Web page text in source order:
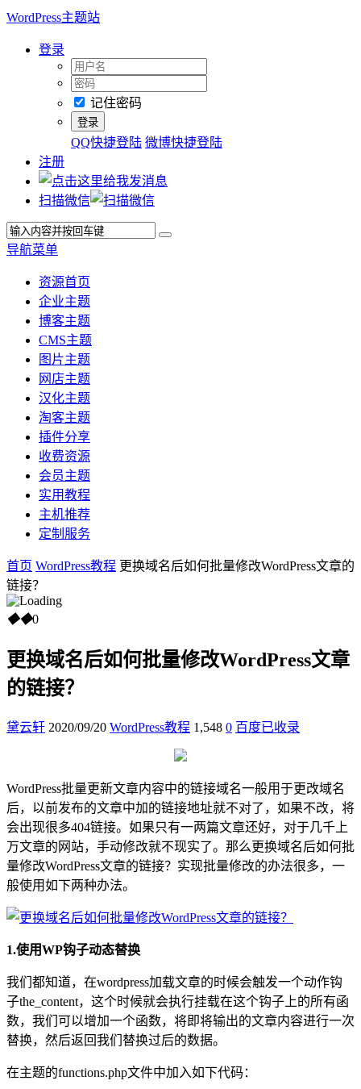
WordPress主题站
登录
记住密码
QQ快捷登陆 微博快捷登陆
注册
扫描微信
导航菜单
资源首页
企业主题
博客主题
CMS主题
图片主题
网店主题
汉化主题
淘客主题
插件分享
收费资源
会员主题
实用教程
主机推荐
定制服务
首页 WordPress教程 更换域名后如何批量修改WordPress文章的
链接？
◆◆0
更换域名后如何批量修改WordPress文章
的链接？
黛云轩 2020/09/20 WordPress教程 1,548 0 百度已收录
WordPress批量更新文章内容中的链接域名一般用于更改域名
后，以前发布的文章中加的链接地址就不对了，如果不改，将
会出现很多404链接。如果只有一两篇文章还好，对于几千上
万文章的网站，手动修改就不现实了。那么更换域名后如何批
量修改WordPress文章的链接？实现批量修改的办法很多，一
般使用如下两种办法。
1.使用WP钩子动态替换
我们都知道，在wordpress加载文章的时候会触发一个动作钩
子the_content，这个时候就会执行挂载在这个钩子上的所有函
数，我们可以增加一个函数，将即将输出的文章内容进行一次
替换，然后返回我们替换过后的数据。
在主题的functions.php文件中加入如下代码：